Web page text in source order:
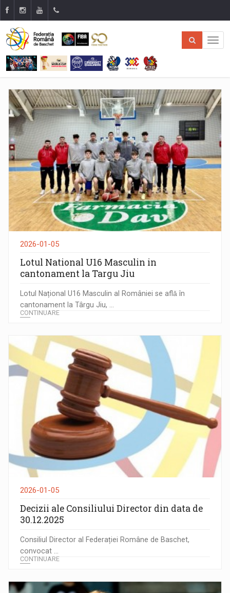
2026-01-05
Lotul National U16 Masculin in
cantonament la Targu Jiu
Lotul Național U16 Masculin al României se aflǎ în
cantonament la Târgu Jiu, ...
CONTINUARE
2026-01-05
Decizii ale Consiliului Director din data de
30.12.2025
Consiliul Director al Federației Române de Baschet,
convocat ...
CONTINUARE